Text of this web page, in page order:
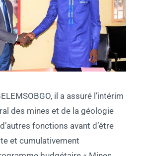
il a assuré l’intérim
des mines et de la géologie
fonctions avant d’être
et cumulativement